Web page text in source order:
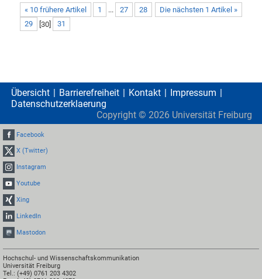
« 10 frühere Artikel Die nächsten 1 Artikel »
1 ... 27
28
29
[30] 31
Übersicht Barrierefreiheit Kontakt
Impressum
Datenschutzerklaerung
Copyright © 2026 Universität Freiburg
Facebook
X (Twitter)
Instagram
Youtube
Xing
LinkedIn
Mastodon
Hochschul- und Wissenschaftskommunikation
Universität Freiburg
Tel.: (+49) 0761 203 4302